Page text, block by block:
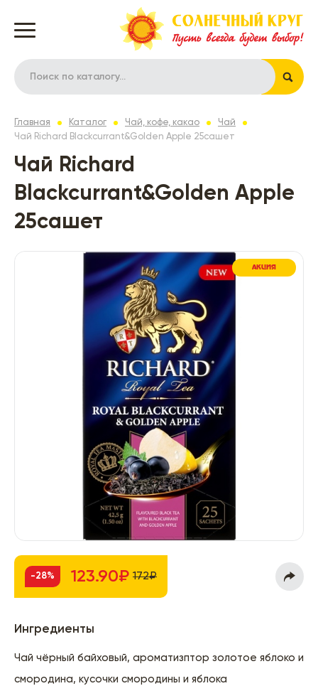
Главная Каталог Чай, кофе, какао
Чай
Чай Richard Blackcurrant&Golden Apple 25сашет
Чай Richard
Blackcurrant&Golden Apple
25сашет
АКЦИЯ
-28% 123.90₽ 172₽
Ингредиенты
Чай чёрный байховый, ароматизптор золотое яблоко и
смородина, кусочки смородины и яблока